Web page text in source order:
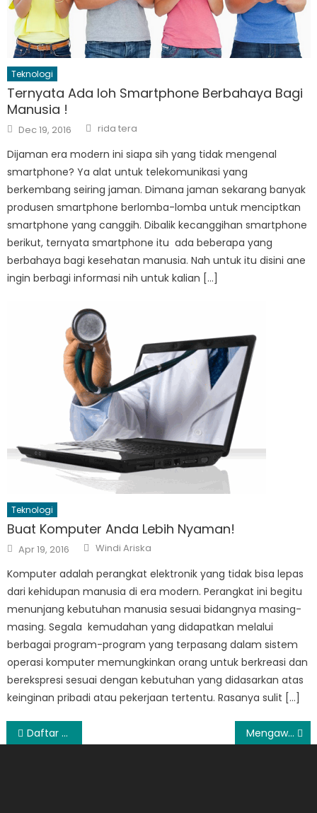
Teknologi
Ternyata Ada loh Smartphone Berbahaya Bagi
Manusia !
Posted
on
Dec 19, 2016 Author
rida tera
Dijaman era modern ini siapa sih yang tidak mengenal
smartphone? Ya alat untuk telekomunikasi yang
berkembang seiring jaman. Dimana jaman sekarang banyak
produsen smartphone berlomba-lomba untuk menciptkan
smartphone yang canggih. Dibalik kecanggihan smartphone
berikut, ternyata smartphone itu ada beberapa yang
berbahaya bagi kesehatan manusia. Nah untuk itu disini ane
ingin berbagi informasi nih untuk kalian […]
Teknologi
Buat Komputer Anda Lebih Nyaman!
Posted
on
Apr 19, 2016 Author
Windi Ariska
Komputer adalah perangkat elektronik yang tidak bisa lepas
dari kehidupan manusia di era modern. Perangkat ini begitu
menunjang kebutuhan manusia sesuai bidangnya masing-
masing. Segala kemudahan yang didapatkan melalui
berbagai program-program yang terpasang dalam sistem
operasi komputer memungkinkan orang untuk berkreasi dan
berekspresi sesuai dengan kebutuhan yang didasarkan atas
keinginan pribadi atau pekerjaan tertentu. Rasanya sulit […]
Post
Daftar Harga TV LED Sharp Terbaru 2015 Mengawali Karier dengan Melihat Passion Diri Sendiri